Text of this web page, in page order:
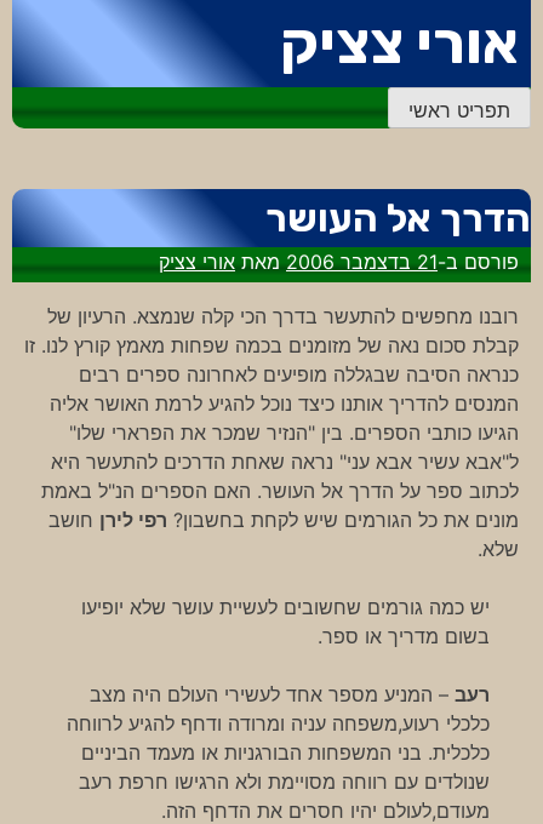
לתוכן
אורי צציק
תפריט ראשי
הדרך אל העושר
פורסם ב-21 בדצמבר 2006 מאתאורי צציק
רובנו מחפשים להתעשר בדרך הכי קלה שנמצא. הרעיון של
קבלת סכום נאה של מזומנים בכמה שפחות מאמץ קורץ לנו. זו
כנראה הסיבה שבגללה מופיעים לאחרונה ספרים רבים
המנסים להדריך אותנו כיצד נוכל להגיע לרמת האושר אליה
הגיעו כותבי הספרים. בין "הנזיר שמכר את הפרארי שלו"
ל"אבא עשיר אבא עני" נראה שאחת הדרכים להתעשר היא
לכתוב ספר על הדרך אל העושר. האם הספרים הנ"ל באמת
מונים את כל הגורמים שיש לקחת בחשבון? רפי לירן חושב
שלא.
יש כמה גורמים שחשובים לעשיית עושר שלא יופיעו
בשום מדריך או ספר.
רעב – המניע מספר אחד לעשירי העולם היה מצב
כלכלי רעוע,משפחה עניה ומרודה ודחף להגיע לרווחה
כלכלית. בני המשפחות הבורגניות או מעמד הביניים
שנולדים עם רווחה מסויימת ולא הרגישו חרפת רעב
מעודם,לעולם יהיו חסרים את הדחף הזה.